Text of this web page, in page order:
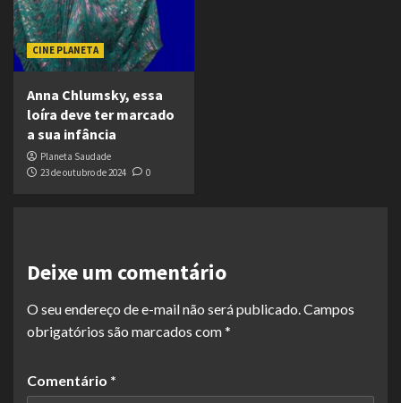
CINE PLANETA
Anna Chlumsky, essa
loíra deve ter marcado
a sua infância
Planeta Saudade
23 de outubro de 2024
0
Deixe um comentário
O seu endereço de e-mail não será publicado.Campos
obrigatórios são marcados com*
Comentário *